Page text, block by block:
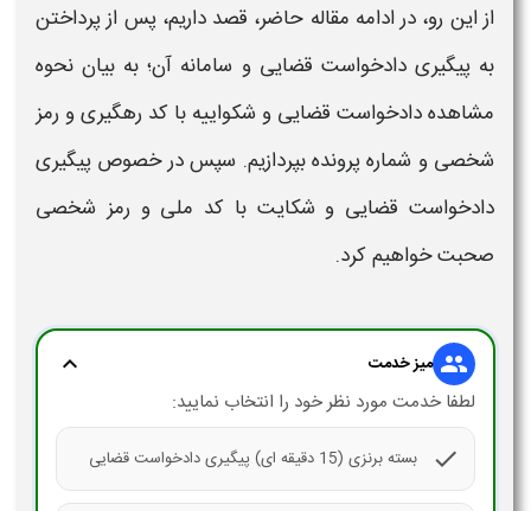
از این رو، در ادامه مقاله حاضر، قصد داریم، پس از پرداختن
بهپیگیری دادخواست قضایی و سامانه آن؛ به بیان نحوه
مشاهده دادخواست قضایی و شکواییه با کد رهگیریو رمز
شخصی و شماره پروندهبپردازیم. سپس در خصوص پیگیری
دادخواست قضایی و شکایت با کد ملی و رمز شخصی
صحبت خواهیم کرد.
group میز خدمت expand_more
لطفا خدمت مورد نظر خود را انتخاب نمایید:
check بسته برنزی (15 دقیقه ای) پیگیری دادخواست قضایی